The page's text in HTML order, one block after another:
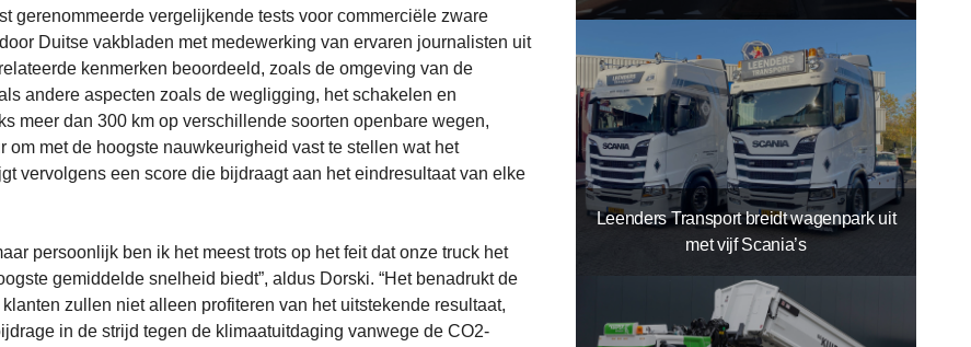
gerenommeerde vergelijkende tests voor commerciële zware
Duitse vakbladen met medewerking van ervaren journalisten uit
kenmerken beoordeeld, zoals de omgeving van de
andere aspecten zoals de wegligging, het schakelen en
meer dan 300 km op verschillende soorten openbare wegen,
met de hoogste nauwkeurigheid vast te stellen wat het
vervolgens een score die bijdraagt aan het eindresultaat van elke
persoonlijk ben ik het meest trots op het feit dat onze truck het
gemiddelde snelheid biedt”, aldus Dorski. “Het benadrukt de
zullen niet alleen profiteren van het uitstekende resultaat,
in de strijd tegen de klimaatuitdaging vanwege de CO2-
Leenders Transport breidt wagenpark uit
met vijf Scania’s